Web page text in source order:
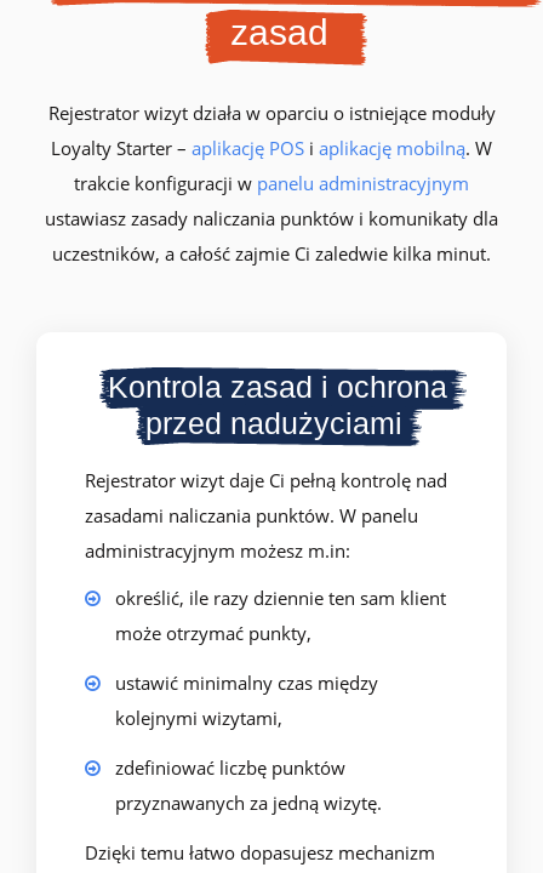
zasad
Rejestrator wizyt działa w oparciu o istniejące moduły
Loyalty Starter – aplikację POS i aplikację mobilną. W
trakcie konfiguracji w panelu administracyjnym
ustawiasz zasady naliczania punktów i komunikaty dla
uczestników, a całość zajmie Ci zaledwie kilka minut.
Kontrola zasad i ochrona
przed nadużyciami
Rejestrator wizyt daje Ci pełną kontrolę nad
zasadami naliczania punktów. W panelu
administracyjnym możesz m.in:
określić, ile razy dziennie ten sam klient
może otrzymać punkty,
ustawić minimalny czas między
kolejnymi wizytami,
zdefiniować liczbę punktów
przyznawanych za jedną wizytę.
Dzięki temu łatwo dopasujesz mechanizm